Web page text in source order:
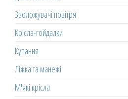
Зволожувачі повітря
Крісла-гойдалки
Купання
Ліжка та манежі
М'які крісла